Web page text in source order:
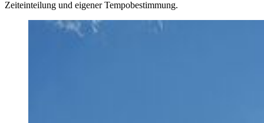
Zeiteinteilung und eigener Tempobestimmung.